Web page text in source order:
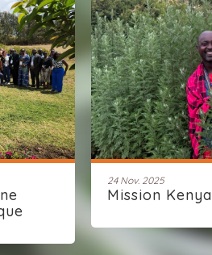
24 Nov. 2025
Mission Kenya